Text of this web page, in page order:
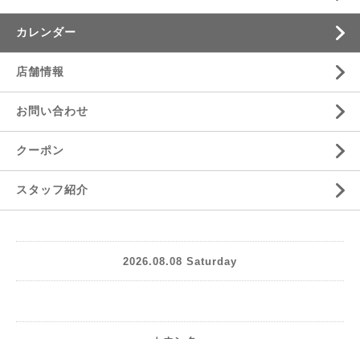
カレンダー
店舗情報
お問い合わせ
クーポン
スタッフ紹介
2026.08.08 Saturday